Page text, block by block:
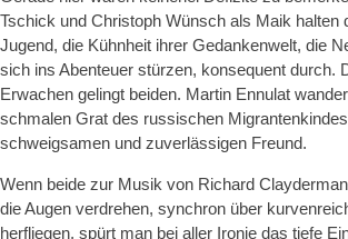
Tschick und Christoph Wünsch als Maik halten
Jugend, die Kühnheit ihrer Gedankenwelt, die
sich ins Abenteuer stürzen, konsequent durch.
Erwachen gelingt beiden. Martin Ennulat
schmalen Grat des russischen
schweigsamen und zuverlässigen Freund.
Wenn beide zur Musik von Richard Clayderman
die Augen verdrehen, synchron über
herfliegen, spürt man bei aller Ironie das tiefe